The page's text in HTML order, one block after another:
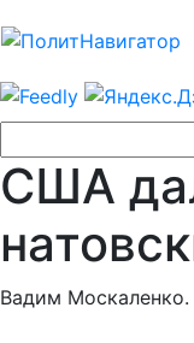
США
Вадим Москаленко.